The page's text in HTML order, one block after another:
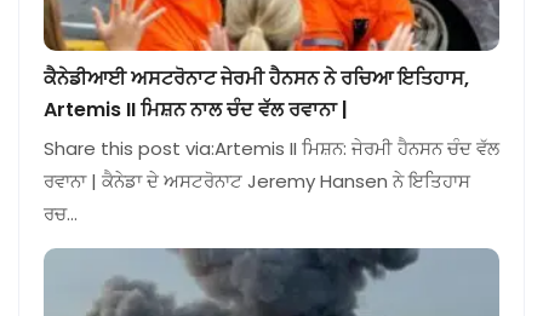
ਕੈਨੇਡੀਆਈ ਅਸਟਰੋਨਾਟ ਜੇਰਮੀ ਹੈਨਸਨ ਨੇ ਰਚਿਆ ਇਤਿਹਾਸ,
Artemis II ਮਿਸ਼ਨ ਨਾਲ ਚੰਦ ਵੱਲ ਰਵਾਨਾ |
Share this post via:Artemis II ਮਿਸ਼ਨ: ਜੇਰਮੀ ਹੈਨਸਨ ਚੰਦ ਵੱਲ
ਰਵਾਨਾ | ਕੈਨੇਡਾ ਦੇ ਅਸਟਰੋਨਾਟ Jeremy Hansen ਨੇ ਇਤਿਹਾਸ
ਰਚ…